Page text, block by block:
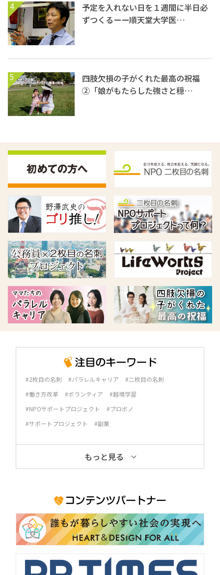
4
予定を入れない日を１週間に半日必
ずつくるーー順天堂大学医…
5
四肢欠損の子がくれた最高の祝福
②「娘がもたらした強さと穏…
#2枚目の名刺 #パラレルキャリア
#二枚目の名刺
#働き方改革
#ボランティア
#越境学習
#NPOサポートプロジェクト
#プロボノ
#サポートプロジェクト
#副業
もっと見る